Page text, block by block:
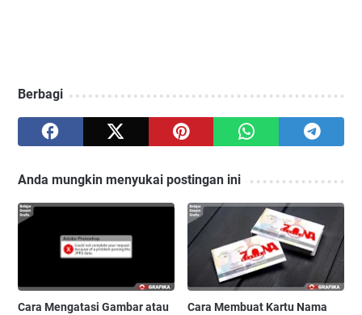
Berbagi
Anda mungkin menyukai postingan ini
Cara Mengatasi Gambar atau
Cara Membuat Kartu Nama